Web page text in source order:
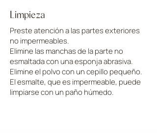
Limpieza
Preste atención a las partes exteriores
no impermeables.
Elimine las manchas de la parte no
esmaltada con una esponja abrasiva.
Elimine el polvo con un cepillo pequeño.
El esmalte, que es impermeable, puede
limpiarse con un paño húmedo.